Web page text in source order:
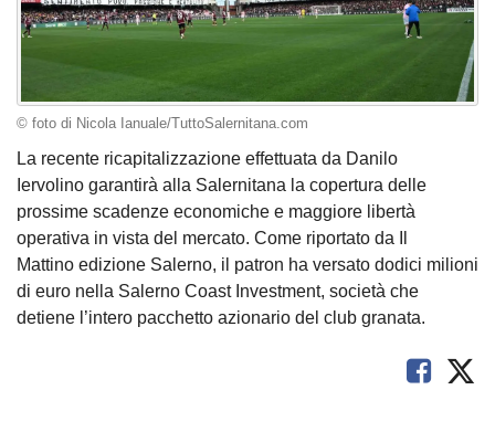
© foto di Nicola Ianuale/TuttoSalernitana.com
La recente ricapitalizzazione effettuata da Danilo
Iervolino garantirà alla Salernitana la copertura delle
prossime scadenze economiche e maggiore libertà
operativa in vista del mercato. Come riportato da Il
Mattino edizione Salerno, il patron ha versato dodici milioni
di euro nella Salerno Coast Investment, società che
detiene l’intero pacchetto azionario del club granata.